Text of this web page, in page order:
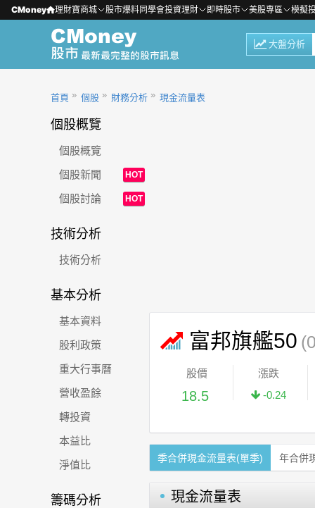
CMoney 理財寶商城 股市爆料同學會投資理財 即時股市 美股專區 模擬
大盤分析
首頁 個股 財務分析 現金流量表
個股概覽
個股概覽
個股新聞
HOT
個股討論 HOT
技術分析
技術分析
基本分析
基本資料
股利政策
重大行事曆
營收盈餘
轉投資
本益比
淨值比
籌碼分析
富邦旗艦50
股價
18.5
漲跌
-0.24
季合併現金流量表(單季) 年合併
現金流量表